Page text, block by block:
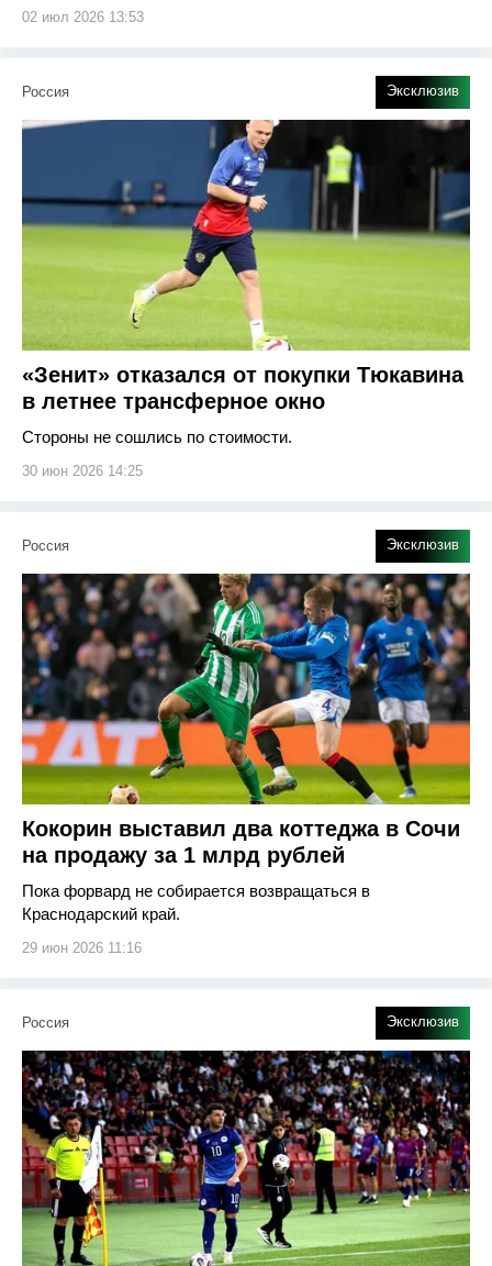
02 июл 2026 13:53
Россия Эксклюзив
«Зенит» отказался от покупки Тюкавина
в летнее трансферное окно
Стороны не сошлись по стоимости.
30 июн 2026 14:25
Россия Эксклюзив
Кокорин выставил два коттеджа в Сочи
на продажу за 1 млрд рублей
Пока форвард не собирается возвращаться в
Краснодарский край.
29 июн 2026 11:16
Россия Эксклюзив